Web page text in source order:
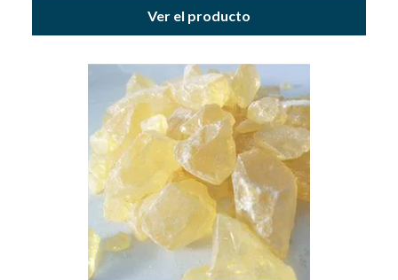
Ver el producto